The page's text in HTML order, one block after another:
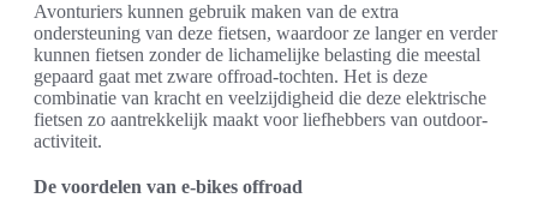
Avonturiers kunnen gebruik maken van de extra
ondersteuning van deze fietsen, waardoor ze langer en verder
kunnen fietsen zonder de lichamelijke belasting die meestal
gepaard gaat met zware offroad-tochten. Het is deze
combinatie van kracht en veelzijdigheid die deze elektrische
fietsen zo aantrekkelijk maakt voor liefhebbers van outdoor-
activiteit.
De voordelen van e-bikes offroad